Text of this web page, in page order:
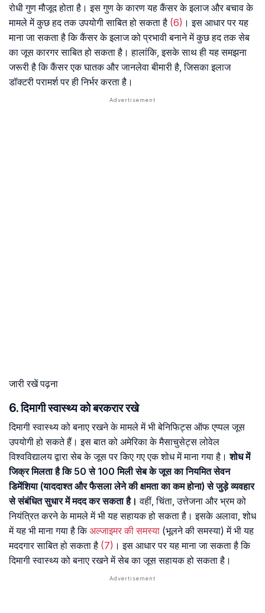
रोधी गुण मौजूद होता है। इस गुण के कारण यह कैंसर के इलाज और बचाव के
मामले में कुछ हद तक उपयोगी साबित हो सकता है (6) । इस आधार पर यह
माना जा सकता है कि कैंसर के इलाज को प्रभावी बनाने में कुछ हद तक सेब
का जूस कारगर साबित हो सकता है। हालांकि, इसके साथ ही यह समझना
जरूरी है कि कैंसर एक घातक और जानलेवा बीमारी है, जिसका इलाज
डॉक्टरी परामर्श पर ही निर्भर करता है।
जारी रखें पढ़ना
6. दिमागी स्वास्थ्य को बरकरार रखे
दिमागी स्वास्थ्य को बनाए रखने के मामले में भी बेनिफिट्स ऑफ एप्पल जूस
उपयोगी हो सकते हैं। इस बात को अमेरिका के मैसाचुसेट्स लोवेल
विश्वविद्यालय द्वारा सेब के जूस पर किए गए एक शोध में माना गया है।शोध में
जिक्र मिलता है कि 50 से 100 मिली सेब के जूस का नियमित सेवन
डिमेंशिया (याददाश्त और फैसला लेने की क्षमता का कम होना) से जुड़े व्यवहार
से संबंधित सुधार में मदद कर सकता है। वहीं, चिंता, उत्तेजना और भ्रम को
नियंत्रित करने के मामले में भी यह सहायक हो सकता है। इसके अलावा, शोध
में यह भी माना गया है किअल्जाइमर की समस्या (भूलने की समस्या) में भी यह
मददगार साबित हो सकता है (7) । इस आधार पर यह माना जा सकता है कि
दिमागी स्वास्थ्य को बनाए रखने में सेब का जूस सहायक हो सकता है।